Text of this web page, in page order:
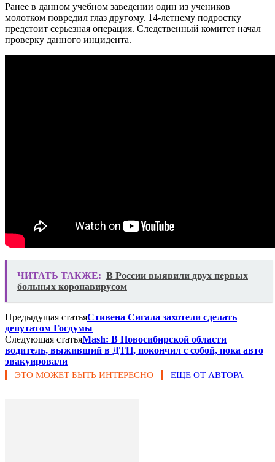
Ранее в данном учебном заведении один из учеников
молотком повредил глаз другому. 14-летнему подростку
предстоит серьезная операция. Следственный комитет начал
проверку данного инцидента.
ЧИТАТЬ ТАКЖЕ: В России выявили двух первых
больных коронавирусом
Предыдущая статьяСтивена Сигала захотели сделать
депутатом Госдумы
Следующая статьяMash: В Новосибирской области
водитель, выживший в ДТП, покончил с собой, пока авто
эвакуировали
ЭТО МОЖЕТ БЫТЬ ИНТЕРЕСНО ЕЩЕ ОТ АВТОРА